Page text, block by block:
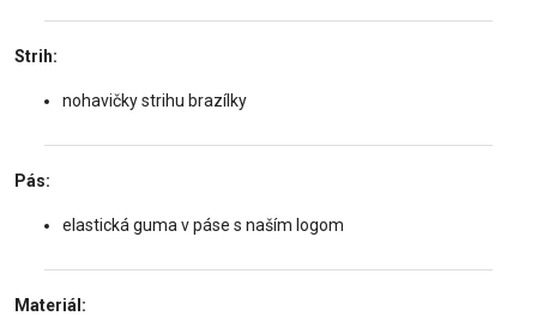
Strih:
nohavičky strihu brazílky
Pás:
elastická guma v páse s naším logom
Materiál: